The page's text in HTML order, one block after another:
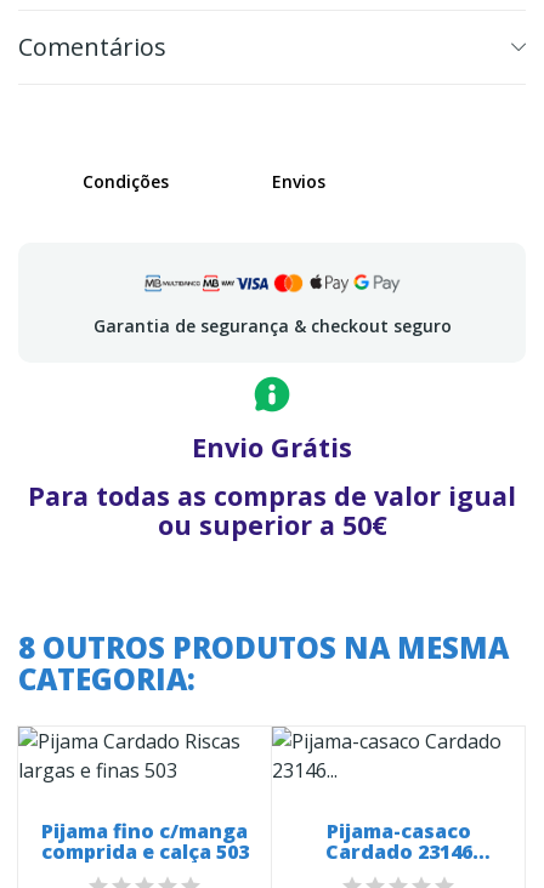
Comentários
Condições Envios
Garantia de segurança & checkout seguro
Envio Grátis
Para todas as compras de valor igual
ou superior a 50€
8 OUTROS PRODUTOS NA MESMA
CATEGORIA:
Pijama fino c/manga
comprida e calça 503
Pijama-casaco
Cardado 23146
Roseiras